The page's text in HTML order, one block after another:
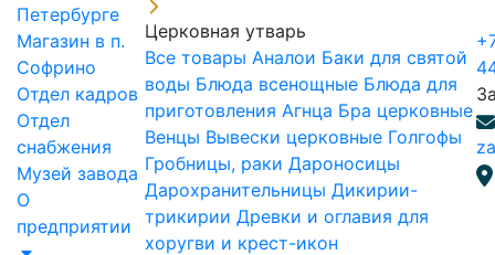
Петербурге
Магазин в п.
Софрино
Отдел кадров
Отдел
снабжения
Музей завода
О
предприятии
Церковная утварь
Все товары Аналои Баки для святой
воды Блюда всенощные Блюда для
приготовления Агнца Бра церковные
Венцы Вывески церковные Голгофы
Гробницы, раки Дароносицы
Дарохранительницы Дикирии-
трикирии Древки и оглавия для
хоругви и крест-икон